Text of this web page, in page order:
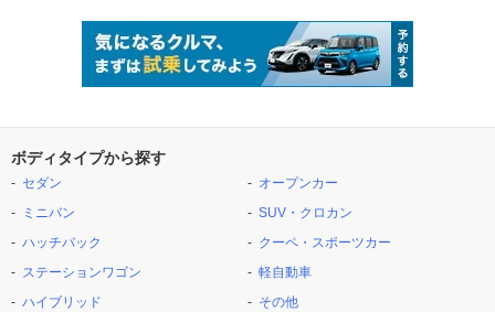
ボディタイプから探す
セダン
ミニバン
ハッチバック
ステーションワゴン
ハイブリッド
オープンカー
SUV・クロカン
クーペ・スポーツカー
軽自動車
その他